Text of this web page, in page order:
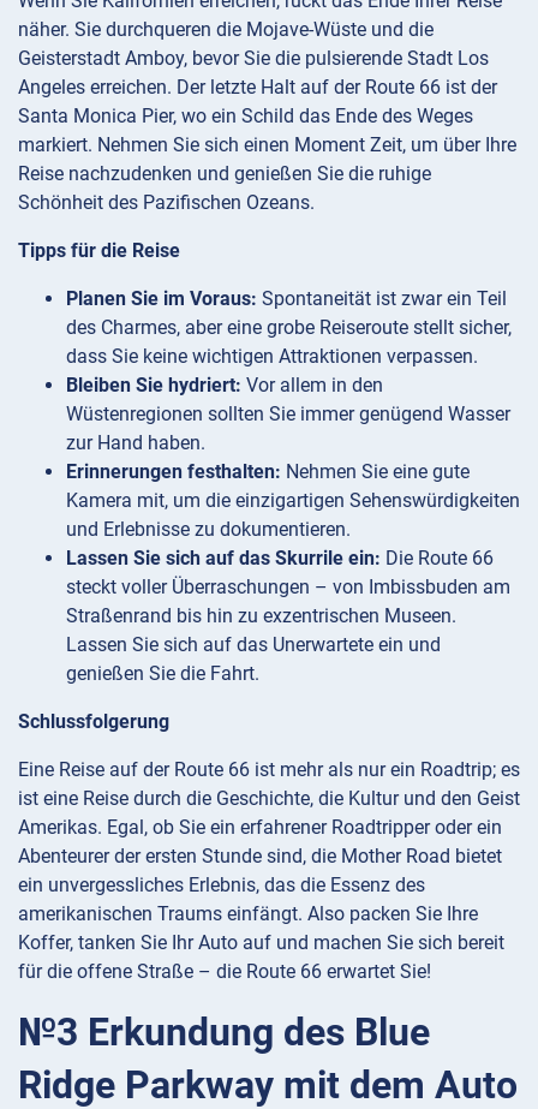
näher. Sie durchqueren die Mojave-Wüste und die
Geisterstadt Amboy, bevor Sie die pulsierende Stadt Los
Angeles erreichen. Der letzte Halt auf der Route 66 ist der
Santa Monica Pier, wo ein Schild das Ende des Weges
markiert. Nehmen Sie sich einen Moment Zeit, um über Ihre
Reise nachzudenken und genießen Sie die ruhige
Schönheit des Pazifischen Ozeans.
Tipps für die Reise
Planen Sie im Voraus: Spontaneität ist zwar ein Teil
des Charmes, aber eine grobe Reiseroute stellt sicher,
dass Sie keine wichtigen Attraktionen verpassen.
Bleiben Sie hydriert: Vor allem in den
Wüstenregionen sollten Sie immer genügend Wasser
zur Hand haben.
Erinnerungen festhalten: Nehmen Sie eine gute
Kamera mit, um die einzigartigen Sehenswürdigkeiten
und Erlebnisse zu dokumentieren.
Lassen Sie sich auf das Skurrile ein: Die Route 66
steckt voller Überraschungen – von Imbissbuden am
Straßenrand bis hin zu exzentrischen Museen.
Lassen Sie sich auf das Unerwartete ein und
genießen Sie die Fahrt.
Schlussfolgerung
Eine Reise auf der Route 66 ist mehr als nur ein Roadtrip; es
ist eine Reise durch die Geschichte, die Kultur und den Geist
Amerikas. Egal, ob Sie ein erfahrener Roadtripper oder ein
Abenteurer der ersten Stunde sind, die Mother Road bietet
ein unvergessliches Erlebnis, das die Essenz des
amerikanischen Traums einfängt. Also packen Sie Ihre
Koffer, tanken Sie Ihr Auto auf und machen Sie sich bereit
für die offene Straße – die Route 66 erwartet Sie!
№3 Erkundung des Blue
Ridge Parkway mit dem Auto